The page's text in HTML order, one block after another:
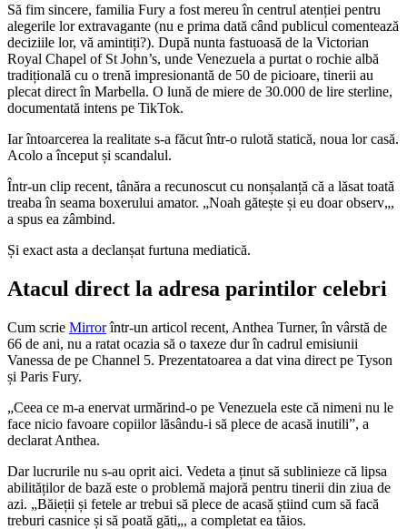
Să fim sincere, familia Fury a fost mereu în centrul atenției pentru
alegerile lor extravagante (nu e prima dată când publicul comentează
deciziile lor, vă amintiți?). După nunta fastuoasă de la Victorian
Royal Chapel of St John’s, unde Venezuela a purtat o rochie albă
tradițională cu o trenă impresionantă de 50 de picioare, tinerii au
plecat direct în Marbella. O lună de miere de 30.000 de lire sterline,
documentată intens pe TikTok.
Iar întoarcerea la realitate s-a făcut într-o rulotă statică, noua lor casă.
Acolo a început și scandalul.
Într-un clip recent, tânăra a recunoscut cu nonșalanță că a lăsat toată
treaba în seama boxerului amator. „Noah gătește și eu doar observ„,
a spus ea zâmbind.
Și exact asta a declanșat furtuna mediatică.
Atacul direct la adresa parintilor celebri
Cum scrie Mirrorîntr-un articol recent, Anthea Turner, în vârstă de
66 de ani, nu a ratat ocazia să o taxeze dur în cadrul emisiunii
Vanessa de pe Channel 5. Prezentatoarea a dat vina direct pe Tyson
și Paris Fury.
„Ceea ce m-a enervat urmărind-o pe Venezuela este că nimeni nu le
face nicio favoare copiilor lăsându-i să plece de acasă inutili”, a
declarat Anthea.
Dar lucrurile nu s-au oprit aici. Vedeta a ținut să sublinieze că lipsa
abilităților de bază este o problemă majoră pentru tinerii din ziua de
azi. „Băieții și fetele ar trebui să plece de acasă știind cum să facă
treburi casnice și să poată găti„, a completat ea tăios.